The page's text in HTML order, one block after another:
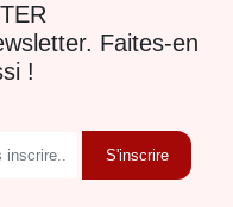
Faites-en
!
S'inscrire